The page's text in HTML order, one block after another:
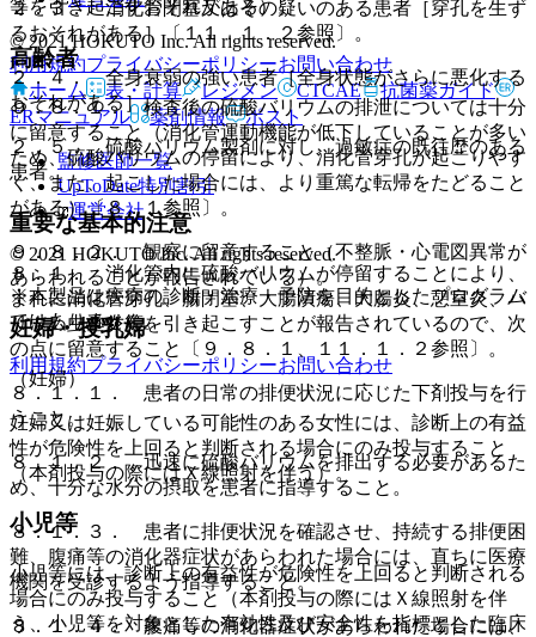
等を引き起こすおそれがある）。
高齢者
９．８．１． 検査後の硫酸バリウムの排泄については十分
に留意すること（消化管運動機能が低下していることが多い
ため、硫酸バリウムの停留により、消化管穿孔が起こりやす
く、また、起こした場合には、より重篤な転帰をたどること
がある）〔８．１参照〕。
９．８．２． 観察に留意すること（不整脈・心電図異常が
あらわれることが報告されている）。
妊婦・授乳婦
（妊婦）
妊婦又は妊娠している可能性のある女性には、診断上の有益
性が危険性を上回ると判断される場合にのみ投与すること
（本剤投与の際にはＸ線照射を伴う）。
小児等
小児等には、診断上の有益性が危険性を上回ると判断される
場合にのみ投与すること（本剤投与の際にはＸ線照射を伴
う、小児等を対象とした有効性及び安全性を指標とした臨床
２．３． 消化管閉塞又はその疑いのある患者［穿孔を生ず
るおそれがある］〔１１．１．２参照〕。
２．４． 全身衰弱の強い患者［全身状態がさらに悪化する
おそれがある］。
２．５． 硫酸バリウム製剤に対し、過敏症の既往歴のある
患者。
重要な基本的注意
８．１． 消化管内に硫酸バリウムが停留することにより、
まれに消化管穿孔、腸閉塞、大腸潰瘍、大腸炎、憩室炎、バ
リウム虫垂炎等を引き起こすことが報告されているので、次
の点に留意すること〔９．８．１、１１．１．２参照〕。
８．１．１． 患者の日常の排便状況に応じた下剤投与を行
うこと。
８．１．２． 迅速に硫酸バリウムを排出する必要があるた
め、十分な水分の摂取を患者に指導すること。
８．１．３． 患者に排便状況を確認させ、持続する排便困
難、腹痛等の消化器症状があらわれた場合には、直ちに医療
機関を受診するよう指導すること。
８．１．４． 腹痛等の消化器症状があらわれた場合には、
© 2021 HOKUTO Inc. All rights reserved.
利用規約プライバシーポリシーお問い合わせ
ホーム
表・計算 レジメン CTCAE
抗菌薬ガイド
ERマニュアル
薬剤情報 ポスト
監修医師一覧
UpToDate特別割引
運営会社
© 2021 HOKUTO Inc. All rights reserved.
※本製品は疾病の診断・治療・予防を目的としたプログラム
ではありません。
利用規約プライバシーポリシーお問い合わせ